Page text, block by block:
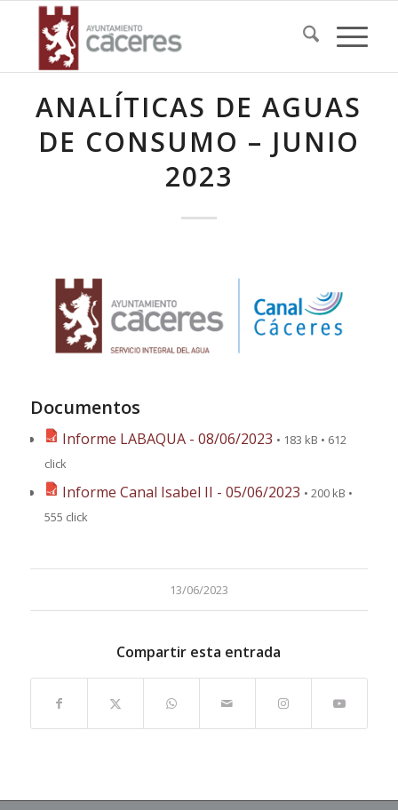
ANALÍTICAS DE AGUAS
DE CONSUMO – JUNIO
2023
Documentos
Informe LABAQUA - 08/06/2023 • 183 kB • 612
click
Informe Canal Isabel II - 05/06/2023 • 200 kB •
555 click
13/06/2023
Compartir esta entrada